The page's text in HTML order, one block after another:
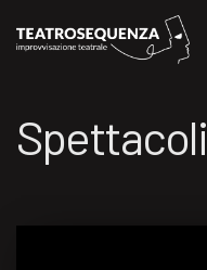
Spettacoli